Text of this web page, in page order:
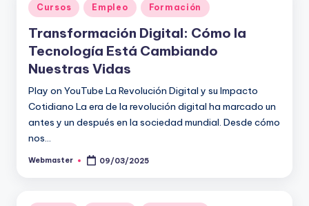
Publicado
en
Cursos Empleo Formación
Transformación Digital: Cómo la
Tecnología Está Cambiando
Nuestras Vidas
Play on YouTube La Revolución Digital y su Impacto
Cotidiano La era de la revolución digital ha marcado un
antes y un después en la sociedad mundial. Desde cómo
nos…
Publicado
Webmaster 09/03/2025